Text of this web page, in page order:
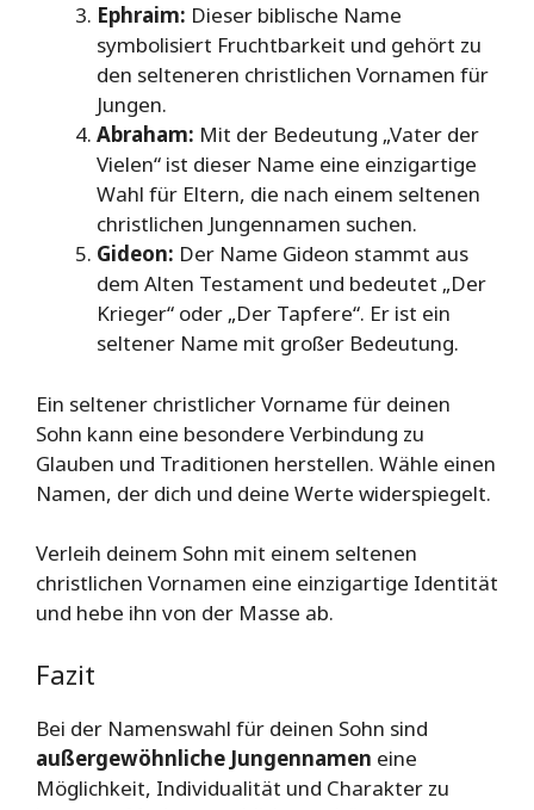
Ephraim: Dieser biblische Name
symbolisiert Fruchtbarkeit und gehört zu
den selteneren christlichen Vornamen für
Jungen.
Abraham: Mit der Bedeutung „Vater der
Vielen“ ist dieser Name eine einzigartige
Wahl für Eltern, die nach einem seltenen
christlichen Jungennamen suchen.
Gideon: Der Name Gideon stammt aus
dem Alten Testament und bedeutet „Der
Krieger“ oder „Der Tapfere“. Er ist ein
seltener Name mit großer Bedeutung.
Ein seltener christlicher Vorname für deinen
Sohn kann eine besondere Verbindung zu
Glauben und Traditionen herstellen. Wähle einen
Namen, der dich und deine Werte widerspiegelt.
Verleih deinem Sohn mit einem seltenen
christlichen Vornamen eine einzigartige Identität
und hebe ihn von der Masse ab.
Fazit
Bei der Namenswahl für deinen Sohn sind
außergewöhnliche Jungennamen eine
Möglichkeit, Individualität und Charakter zu